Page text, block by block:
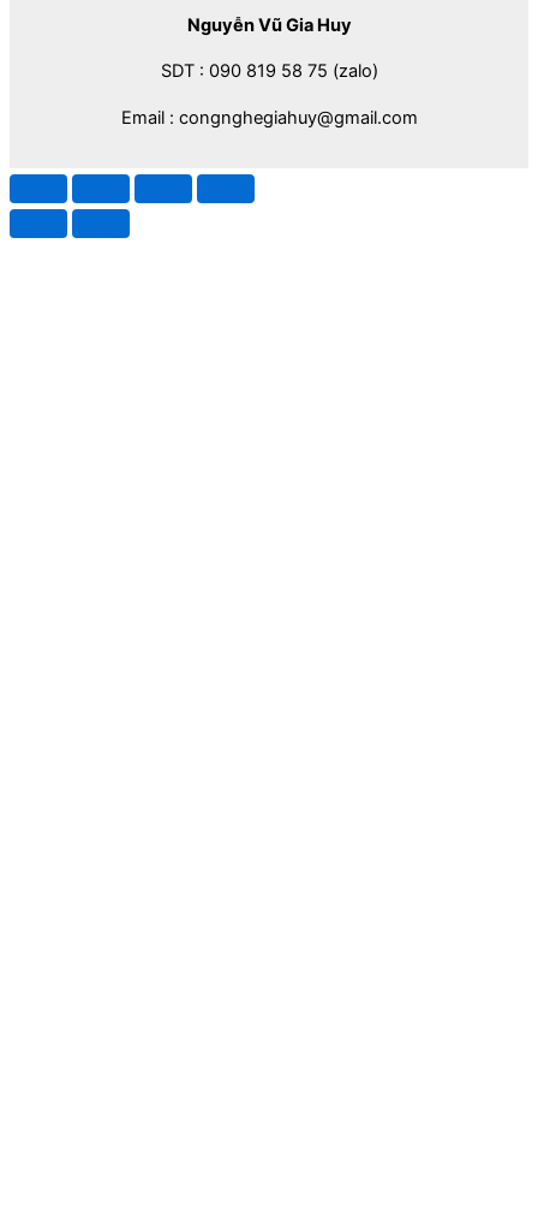
Nguyễn Vũ Gia Huy
SDT : 090 819 58 75 (zalo)
Email : congnghegiahuy@gmail.com